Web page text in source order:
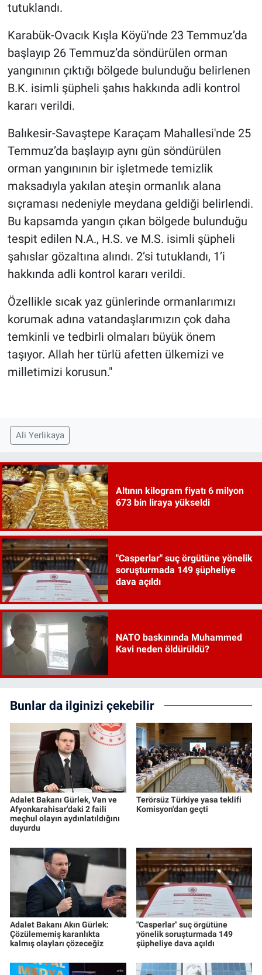
tutuklandı.
Karabük-Ovacık Kışla Köyü'nde 23 Temmuz’da
başlayıp 26 Temmuz’da söndürülen orman
yangınının çıktığı bölgede bulunduğu belirlenen
B.K. isimli şüpheli şahıs hakkında adli kontrol
kararı verildi.
Balıkesir-Savaştepe Karaçam Mahallesi'nde 25
Temmuz’da başlayıp aynı gün söndürülen
orman yangınının bir işletmede temizlik
maksadıyla yakılan ateşin ormanlık alana
sıçraması nedeniyle meydana geldiği belirlendi.
Bu kapsamda yangın çıkan bölgede bulunduğu
tespit edilen N.A., H.S. ve M.S. isimli şüpheli
şahıslar gözaltına alındı. 2’si tutuklandı, 1’i
hakkında adli kontrol kararı verildi.
Özellikle sıcak yaz günlerinde ormanlarımızı
korumak adına vatandaşlarımızın çok daha
temkinli ve tedbirli olmaları büyük önem
taşıyor. Allah her türlü afetten ülkemizi ve
milletimizi korusun."
Ali Yerlikaya
Altının kilogram fiyatı 6 milyon
673 bin liraya yükseldi
"Casperlar" suç örgütüne yönelik
soruşturmada 149 şüpheliye
dava açıldı
NATO baskınında Muhammed
Kavi neden öldürüldü?
Bunlar da ilginizi çekebilir
Adalet Bakanı Gürlek, Van ve
Afyonkarahisar'daki 2 faili
meçhul olayın aydınlatıldığını
duyurdu
Terörsüz Türkiye yasa teklifi
Komisyon'dan geçti
Adalet Bakanı Akın Gürlek:
Çözülememiş karanlıkta
kalmış olayları çözeceğiz
"Casperlar" suç örgütüne
yönelik soruşturmada 149
şüpheliye dava açıldı